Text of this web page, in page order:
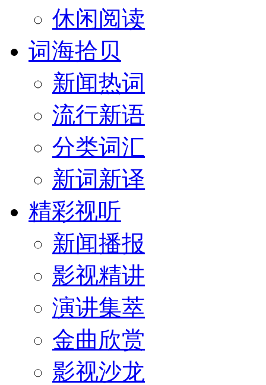
休闲阅读
词海拾贝
新闻热词
流行新语
分类词汇
新词新译
精彩视听
新闻播报
影视精讲
演讲集萃
金曲欣赏
影视沙龙